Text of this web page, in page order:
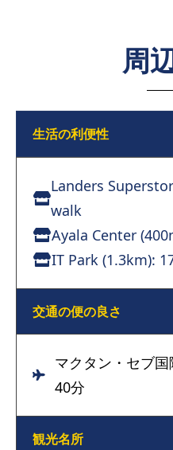
周
生活の利便性
Landers
walk
Ayala Center
IT Park (1.3km):
交通の便の良さ
マクタン・セブ
40分
観光名所